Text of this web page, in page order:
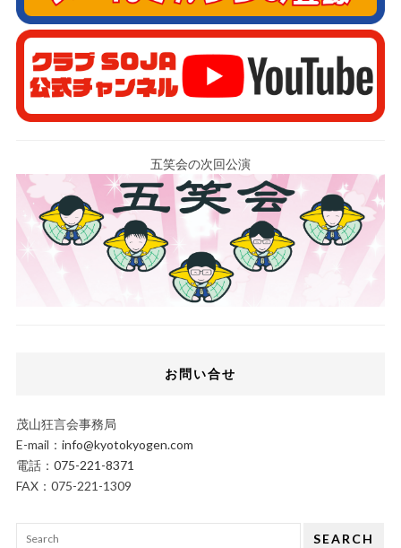
五笑会の次回公演
お問い合せ
茂山狂言会事務局
E-mail： info@kyotokyogen.com
電話： 075-221-8371
FAX：075-221-1309
SEARCH